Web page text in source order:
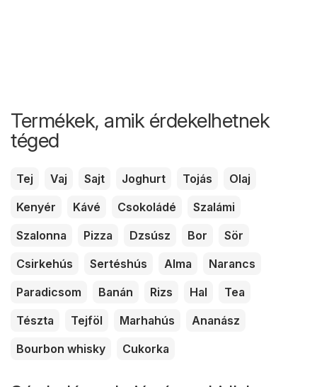
Termékek, amik érdekelhetnek
téged
Tej Vaj Sajt Joghurt Tojás
Olaj
Kenyér
Kávé Csokoládé
Szalámi
Szalonna
Pizza Dzsúsz Bor
Sör
Csirkehús
Sertéshús Alma
Narancs
Paradicsom
Banán Rizs Hal
Tea
Tészta
Tejföl Marhahús
Ananász
Bourbon whisky
Cukorka